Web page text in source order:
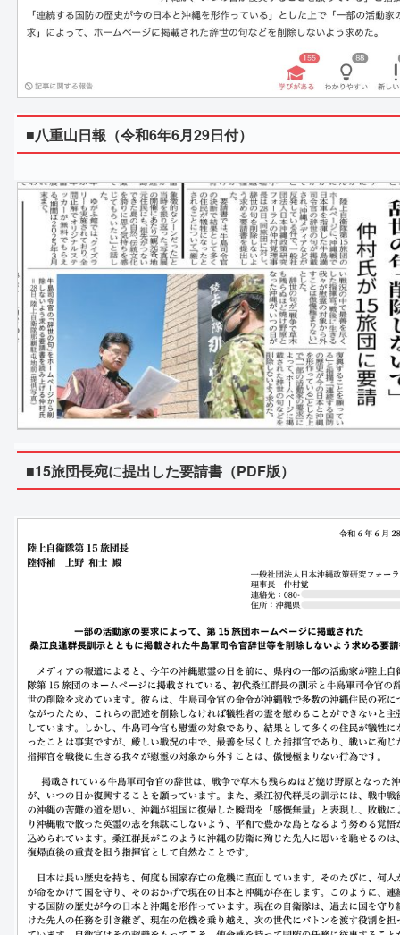
■八重山日報（令和6年6月29日付）
■15旅団長宛に提出した要請書（PDF版）